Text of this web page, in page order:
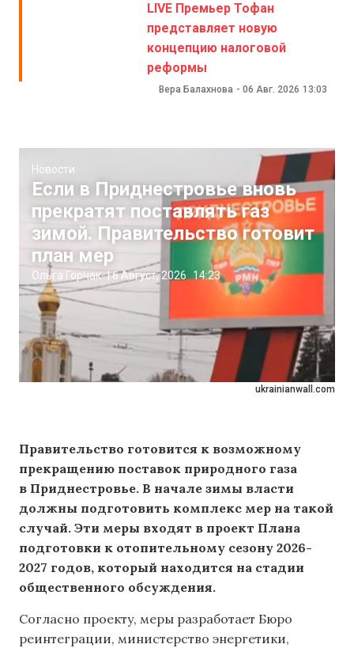
LIVE Премьер Тофан
представляет новую
концепцию налоговой
реформы
Вера Балахнова - 06 Авг. 2026 13:03
ukrainianwall.com
Новости
Если в Приднестровье вновь
прекратят поставлять газ
зимой. Правительство готовит
план мер
Ольга Горчак |6 Август, 2026 14:23
Правительство готовится к возможному
прекращению поставок природного газа
в Приднестровье. В начале зимы власти
должны подготовить комплекс мер на такой
случай. Эти меры входят в проект Плана
подготовки к отопительному сезону 2026-
2027 годов, который находится на стадии
общественного обсуждения.
Согласно проекту, меры разработает Бюро
реинтеграции, министерство энергетики,